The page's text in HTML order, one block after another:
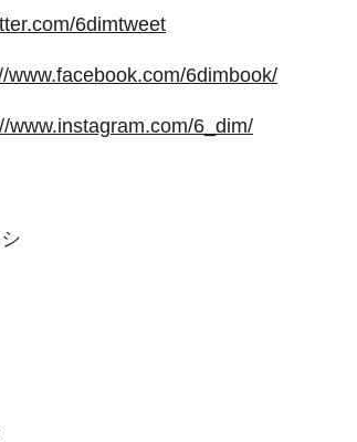
6dimtweet
www.facebook.com/6dimbook/
www.instagram.com/6_dim/